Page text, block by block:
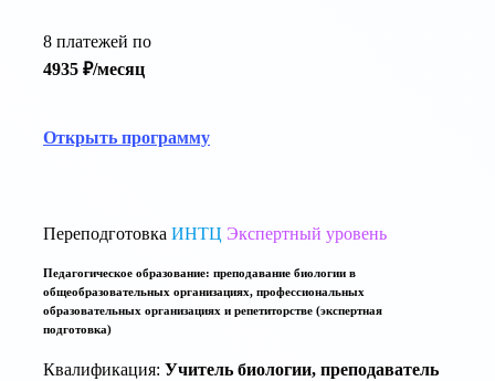
8 платежей по
4935 ₽/месяц
Открыть программу
Переподготовка ИНТЦ Экспертный уровень
Педагогическое образование: преподавание биологии в
общеобразовательных организациях, профессиональных
образовательных организациях и репетиторстве (экспертная
подготовка)
Квалификация: Учитель биологии, преподаватель